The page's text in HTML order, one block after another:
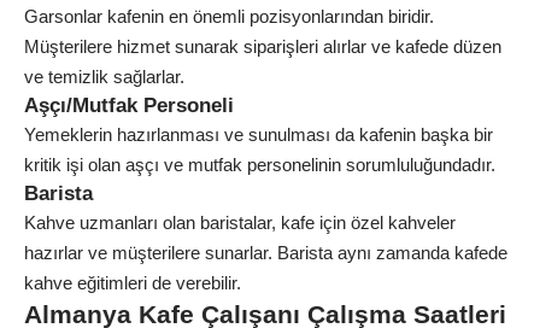
Garsonlar kafenin en önemli pozisyonlarından biridir.
Müşterilere hizmet sunarak siparişleri alırlar ve kafede düzen
ve temizlik sağlarlar.
Aşçı/Mutfak Personeli
Yemeklerin hazırlanması ve sunulması da kafenin başka bir
kritik işi olan aşçı ve mutfak personelinin sorumluluğundadır.
Barista
Kahve uzmanları olan baristalar, kafe için özel kahveler
hazırlar ve müşterilere sunarlar. Barista aynı zamanda kafede
kahve eğitimleri de verebilir.
Almanya Kafe Çalışanı Çalışma Saatleri